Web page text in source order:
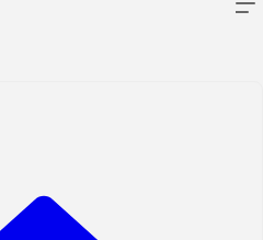
Theo dõi ticket